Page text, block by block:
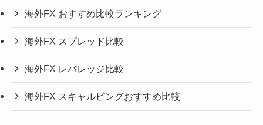
海外FX おすすめ比較ランキング
海外FX スプレッド比較
海外FX レバレッジ比較
海外FX スキャルピングおすすめ比較